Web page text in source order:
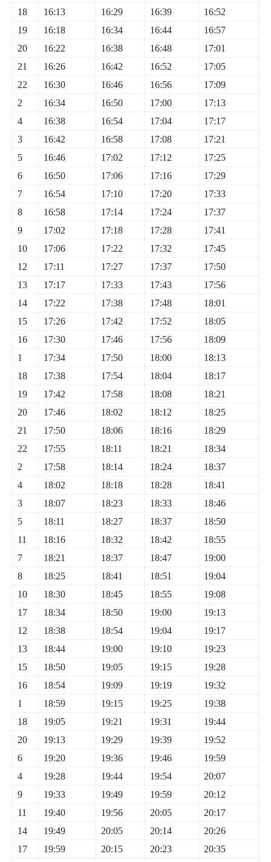
18
16:13 16:29 16:39
16:52
19
16:18 16:34 16:44
16:57
20
16:22 16:38 16:48
17:01
21
16:26 16:42 16:52
17:05
22
16:30 16:46 16:56
17:09
2
16:34 16:50 17:00
17:13
4
16:38 16:54 17:04
17:17
3
16:42 16:58 17:08
17:21
5
16:46 17:02 17:12
17:25
6
16:50 17:06 17:16
17:29
7
16:54 17:10 17:20
17:33
8
16:58 17:14 17:24
17:37
9
17:02 17:18 17:28
17:41
10
17:06 17:22 17:32
17:45
12
17:11 17:27 17:37
17:50
13
17:17 17:33 17:43
17:56
14
17:22 17:38 17:48
18:01
15
17:26 17:42 17:52
18:05
16
17:30 17:46 17:56
18:09
1
17:34 17:50 18:00
18:13
18
17:38 17:54 18:04
18:17
19
17:42 17:58 18:08
18:21
20
17:46 18:02 18:12
18:25
21
17:50 18:06 18:16
18:29
22
17:55 18:11 18:21
18:34
2
17:58 18:14 18:24
18:37
4
18:02 18:18 18:28
18:41
3
18:07 18:23 18:33
18:46
5
18:11 18:27 18:37
18:50
11
18:16 18:32 18:42
18:55
7
18:21 18:37 18:47
19:00
8
18:25 18:41 18:51
19:04
10
18:30 18:45 18:55
19:08
17
18:34 18:50 19:00
19:13
12
18:38 18:54 19:04
19:17
13
18:44 19:00 19:10
19:23
15
18:50 19:05 19:15
19:28
16
18:54 19:09 19:19
19:32
1
18:59 19:15 19:25
19:38
18
19:05 19:21 19:31
19:44
20
19:13 19:29 19:39
19:52
6
19:20 19:36 19:46
19:59
4
19:28 19:44 19:54
20:07
9
19:33 19:49 19:59
20:12
11
19:40 19:56 20:05
20:17
14
19:49 20:05 20:14
20:26
17
19:59 20:15 20:23 20:35